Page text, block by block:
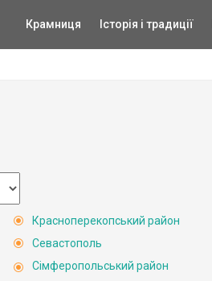
Крамниця Історія і традиції
Красноперекопський район
Севастополь
Сімферопольський район